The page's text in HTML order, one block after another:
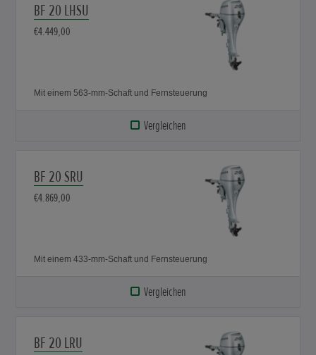
BF 20 LHSU
€4.449,00
Mit einem 563-mm-Schaft und Fernsteuerung
Vergleichen
BF 20 SRU
€4.869,00
Mit einem 433-mm-Schaft und Fernsteuerung
Vergleichen
BF 20 LRU